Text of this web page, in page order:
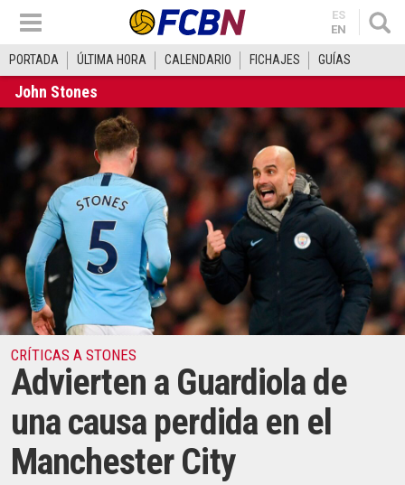
ES
EN
PORTADA ÚLTIMA HORA CALENDARIO FICHAJES GUÍAS
John Stones
CRÍTICAS A STONES
Advierten a Guardiola de
una causa perdida en el
Manchester City